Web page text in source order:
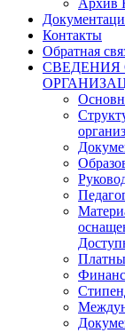
Архив
Контакты
Обратная
СВЕДЕНИЯ